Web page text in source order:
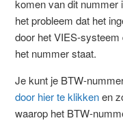
komen van dit nummer
het probleem dat het
door het VIES-systeem
het nummer staat.
Je kunt je BTW-
door hier te klikkenen
waarop het BTW-